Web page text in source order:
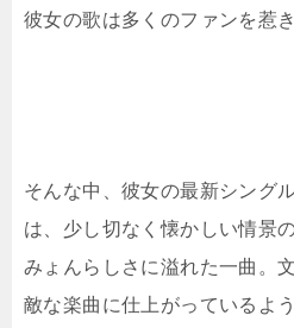
彼女の歌は多くのファンを惹
そんな中、彼女の最新シング
は、少し切なく懐かしい情景
みょんらしさに溢れた一曲。
敵な楽曲に仕上がっているよ